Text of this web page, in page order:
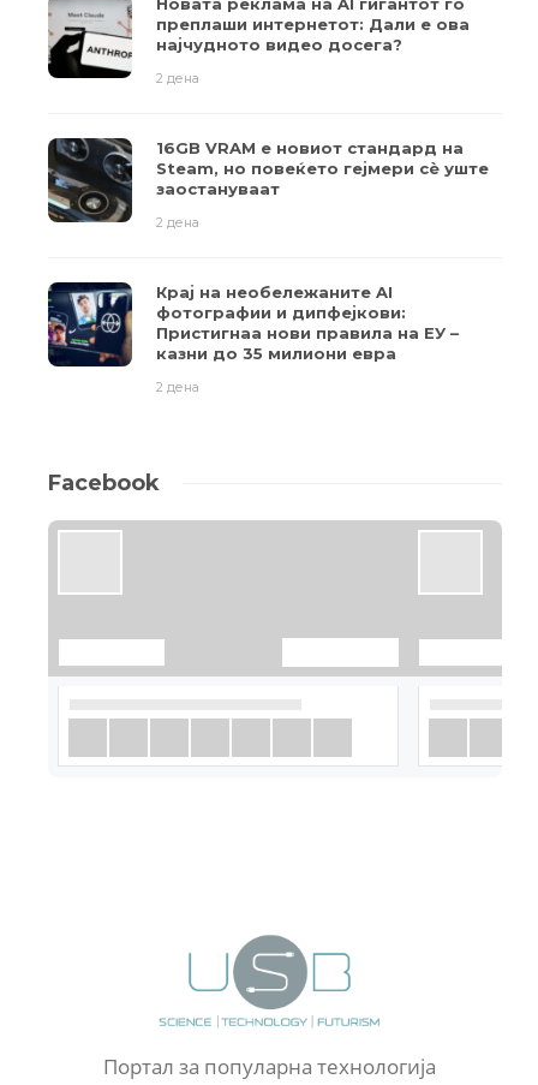
Новата реклама на AI гигантот го
преплаши интернетот: Дали е ова
најчудното видео досега?
2 дена
16GB VRAM е новиот стандард на
Steam, но повеќето гејмери ​​сè уште
заостануваат
2 дена
Крај на необележаните AI
фотографии и дипфејкови:
Пристигнаа нови правила на ЕУ –
казни до 35 милиони евра
2 дена
Facebook
Портал за популарна технологија